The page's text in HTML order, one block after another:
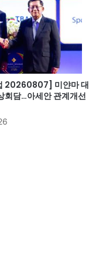
20260807] 미얀마 대
회담…아세안 관계개선